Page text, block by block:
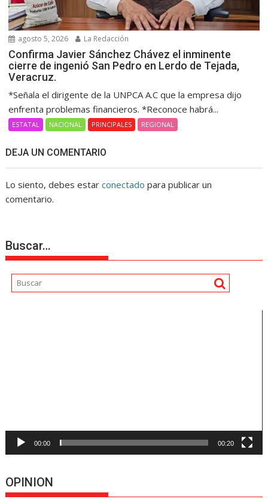
agosto 5, 2026 La Redacción
Confirma Javier Sánchez Chávez el inminente
cierre de ingenió San Pedro en Lerdo de Tejada,
Veracruz.
*Señala el dirigente de la UNPCA A.C que la empresa dijo
enfrenta problemas financieros. *Reconoce habrá...
ESTATAL NACIONAL PRINCIPALES REGIONAL
DEJA UN COMENTARIO
Lo siento, debes estarconectado para publicar un
comentario.
Buscar…
00:00 00:20
OPINION